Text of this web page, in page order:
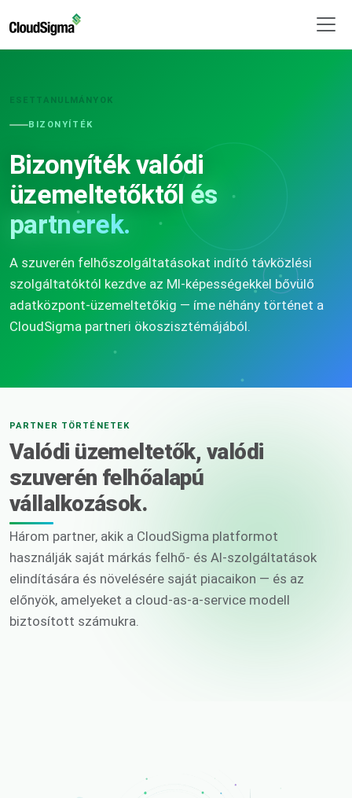
ESETTANULMÁNYOK
BIZONYÍTÉK
Bizonyíték valódi
üzemeltetőktől és
partnerek.
A szuverén felhőszolgáltatásokat indító távközlési
szolgáltatóktól kezdve az MI-képességekkel bővülő
adatközpont-üzemeltetőkig — íme néhány történet a
CloudSigma partneri ökoszisztémájából.
PARTNER TÖRTÉNETEK
Valódi üzemeltetők, valódi
szuverén felhőalapú
vállalkozások.
Három partner, akik a CloudSigma platformot
használják saját márkás felhő- és AI-szolgáltatások
elindítására és növelésére saját piacaikon — és az
előnyök, amelyeket a cloud-as-a-service modell
biztosított számukra.